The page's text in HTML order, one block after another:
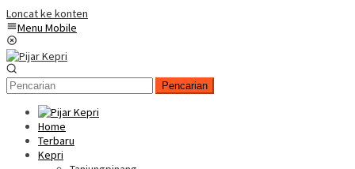
Loncat ke konten
Menu Mobile
Pencarian
Home
Terbaru
Kepri